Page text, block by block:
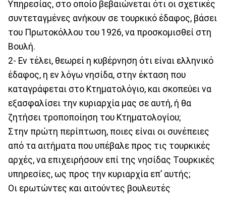
Υπηρεσίας, στο οποίο βεβαιώνεται ότι οι σχετικές
συντεταγμένες ανήκουν σε τουρκικό έδαφος, βάσει
του Πρωτοκόλλου του 1926, να προσκομισθεί στη
Βουλή.
2- Εν τέλει, θεωρεί η κυβέρνηση ότι είναι ελληνικό
έδαφος, η εν λόγω νησίδα, στην έκταση που
καταγράφεται στο Κτηματολόγιο, και σκοπεύει να
εξασφαλίσει την κυριαρχία μας σε αυτή, ή θα
ζητήσει τροποποίηση του Κτηματολογίου;
Στην πρώτη περίπτωση, ποιες είναι οι συνέπειες
από τα αιτήματα που υπέβαλε προς τις τουρκικές
αρχές, να επιχειρήσουν επί της νησίδας Τουρκικές
υπηρεσίες, ως προς την κυριαρχία επ’ αυτής;
Οι ερωτώντες και αιτούντες βουλευτές